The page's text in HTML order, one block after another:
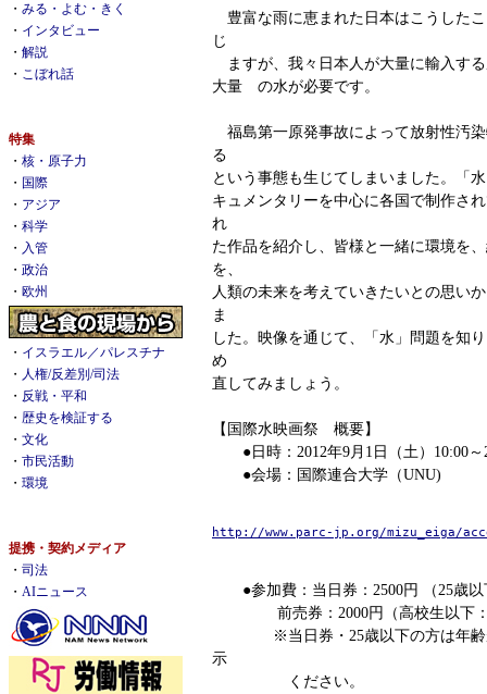
・ みる・よむ・きく
・ インタビュー
・ 解説
・ こぼれ話
特集
・ 核・原子力
・ 国際
・ アジア
・ 科学
・ 入管
・ 政治
・ 欧州
・ イスラエル／パレスチナ
・ 人権/反差別/司法
・ 反戦・平和
・ 歴史を検証する
・ 文化
・ 市民活動
・ 環境
提携・契約メディア
・ 司法
・ AIニュース
豊富な雨に恵まれた日本はこうした
じ
ますが、我々日本人が大量に輸入す
大量 の水が必要です。
福島第一原発事故によって放射性汚
る
という事態も生じてしまいました。「
キュメンタリーを中心に各国で制作さ
れ
た作品を紹介し、皆様と一緒に環境を
を、
人類の未来を考えていきたいとの思い
ま
した。映像を通じて、「水」問題を知
め
直してみましょう。
【国際水映画祭 概要】
●日時：2012年9月1日（土）10:00～
●会場：国際連合大学（UNU)
http://www.parc-jp.org/mizu_eiga/
●参加費：当日券：2500円 （25歳以
前売券：2000円（高校生以下：
※当日券・25歳以下の方は年齢が
示
ください。